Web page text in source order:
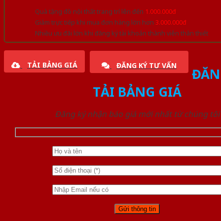
Quà tặng đồ nội thất trang trí lên đến 1.000.000đ
Giảm trực tiếp khi mua đơn hàng lớn hơn 3.000.000đ
Nhiều ưu đãi lớn khi đăng ký tài khoản thành viên thân thiết
TẢI BẢNG GIÁ ĐĂNG KÝ TƯ VẤN
TẢI BẢNG GIÁ
Đăng ký nhận báo giá mới nhất từ chúng tôi